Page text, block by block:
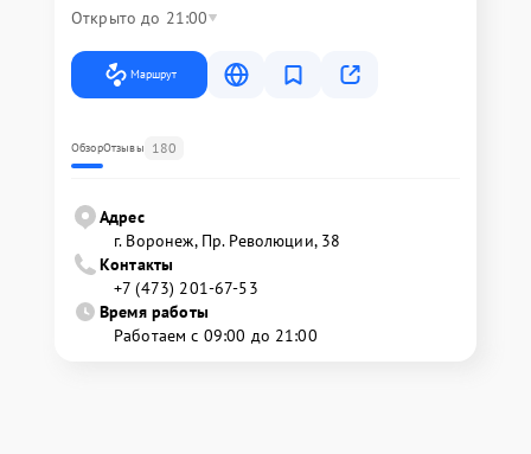
Открыто до 21:00
Маршрут
ОбзорОтзывы 180
Адрес
г. Воронеж, Пр. Революции, 38
Контакты
+7 (473) 201-67-53
Время работы
Работаем с 09:00 до 21:00